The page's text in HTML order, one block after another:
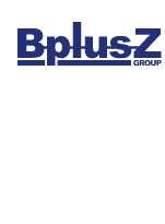
Toggle navigation